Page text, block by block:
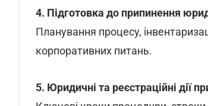
4. Підготовка до припинення
Планування процесу,
корпоративних питань.
5. Юридичні та реєстраційні дії